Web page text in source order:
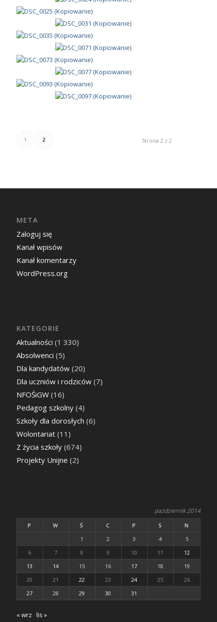
Strona 2 z 2
1 2
META
Zaloguj się
Kanał wpisów
Kanał komentarzy
WordPress.org
KATEGORIE
Aktualności (1 330)
Absolwenci (5)
Dla kandydatów(20)
Dla uczniów i rodziców(7)
NFOŚiGW(16)
Pedagog szkolny(4)
Szkoły dla dorosłych (6)
Wolontariat(11)
Z życia szkoły(674)
Projekty Unijne (2)
październik 2014
P W Ś C P S
N
1
2 3 4
5
6
7 8 9 10 11
12
13
14 15 16 17 18
19
20
21 22 23 24 25
26
27
28 29 30 31
« wrz lis »